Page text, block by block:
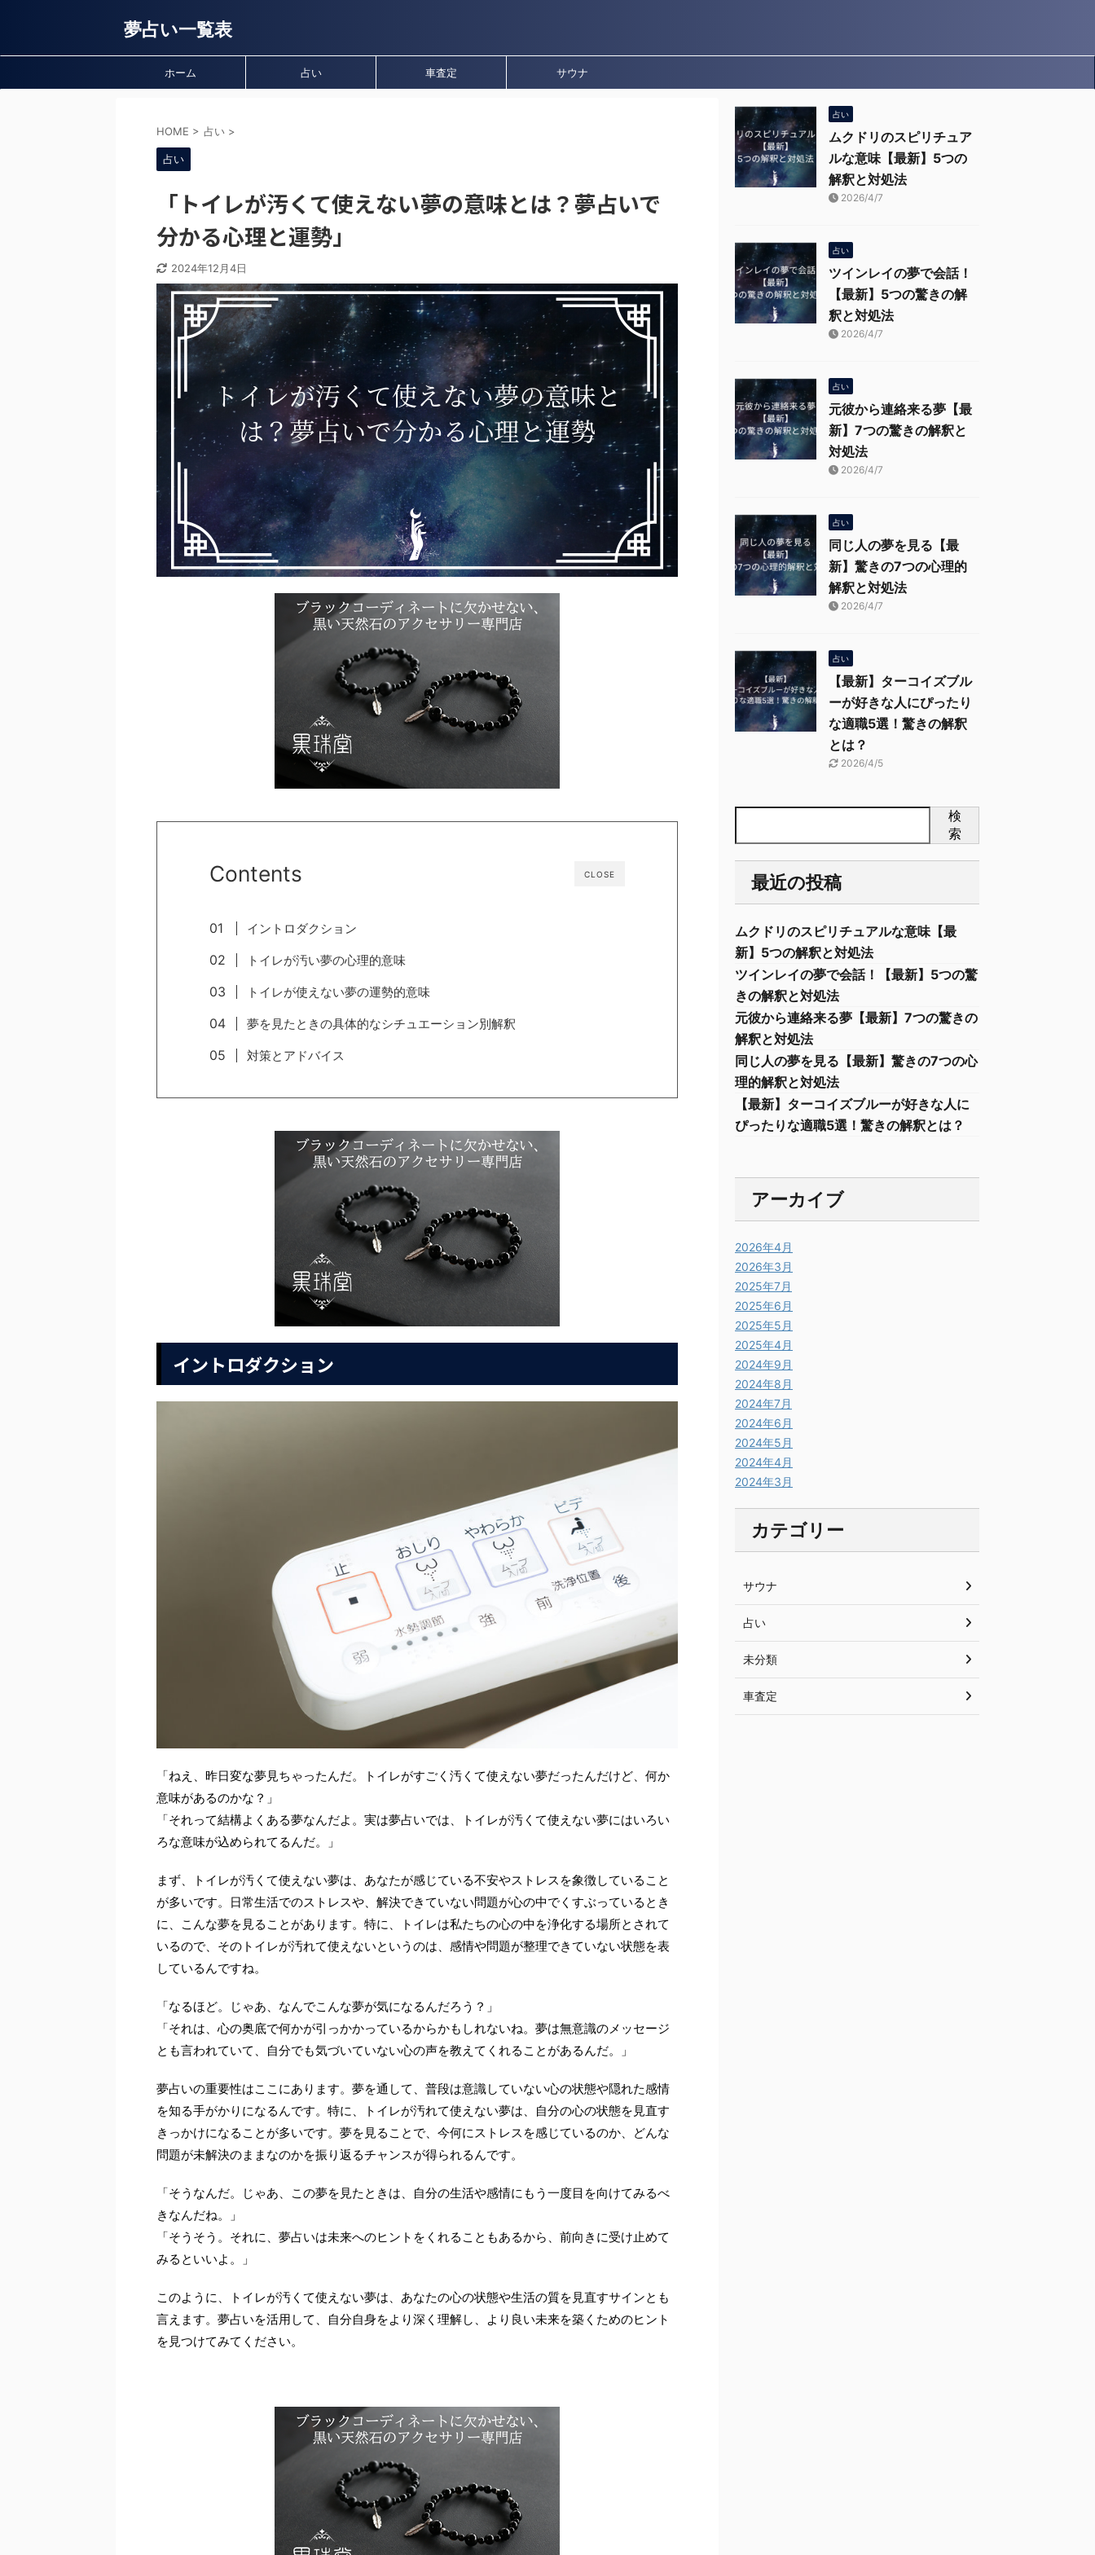
夢占い一覧表
ホーム 占い 車査定 サウナ
HOME > 占い >
占い
「トイレが汚くて使えない夢の意味とは？夢占いで
分かる心理と運勢」
2024年12月4日
CLOSE
Contents
イントロダクション
トイレが汚い夢の心理的意味
トイレが使えない夢の運勢的意味
夢を見たときの具体的なシチュエーション別解釈
対策とアドバイス
イントロダクション
「ねえ、昨日変な夢見ちゃったんだ。トイレがすごく汚くて使えない夢だったんだけど、何か
意味があるのかな？」
「それって結構よくある夢なんだよ。実は夢占いでは、トイレが汚くて使えない夢にはいろい
ろな意味が込められてるんだ。」
まず、トイレが汚くて使えない夢は、あなたが感じている不安やストレスを象徴していること
が多いです。日常生活でのストレスや、解決できていない問題が心の中でくすぶっているとき
に、こんな夢を見ることがあります。特に、トイレは私たちの心の中を浄化する場所とされて
いるので、そのトイレが汚れて使えないというのは、感情や問題が整理できていない状態を表
しているんですね。
「なるほど。じゃあ、なんでこんな夢が気になるんだろう？」
「それは、心の奥底で何かが引っかかっているからかもしれないね。夢は無意識のメッセージ
とも言われていて、自分でも気づいていない心の声を教えてくれることがあるんだ。」
夢占いの重要性はここにあります。夢を通して、普段は意識していない心の状態や隠れた感情
を知る手がかりになるんです。特に、トイレが汚れて使えない夢は、自分の心の状態を見直す
きっかけになることが多いです。夢を見ることで、今何にストレスを感じているのか、どんな
問題が未解決のままなのかを振り返るチャンスが得られるんです。
「そうなんだ。じゃあ、この夢を見たときは、自分の生活や感情にもう一度目を向けてみるべ
きなんだね。」
「そうそう。それに、夢占いは未来へのヒントをくれることもあるから、前向きに受け止めて
みるといいよ。」
このように、トイレが汚くて使えない夢は、あなたの心の状態や生活の質を見直すサインとも
言えます。夢占いを活用して、自分自身をより深く理解し、より良い未来を築くためのヒント
を見つけてみてください。
占い
ムクドリのスピリチュア
ルな意味【最新】5つの
解釈と対処法
2026/4/7
占い
ツインレイの夢で会話！
【最新】5つの驚きの解
釈と対処法
2026/4/7
占い
元彼から連絡来る夢【最
新】7つの驚きの解釈と
対処法
2026/4/7
占い
同じ人の夢を見る【最
新】驚きの7つの心理的
解釈と対処法
2026/4/7
占い
【最新】ターコイズブル
ーが好きな人にぴったり
な適職5選！驚きの解釈
とは？
2026/4/5
検
索
最近の投稿
ムクドリのスピリチュアルな意味【最
新】5つの解釈と対処法
ツインレイの夢で会話！【最新】5つの驚
きの解釈と対処法
元彼から連絡来る夢【最新】7つの驚きの
解釈と対処法
同じ人の夢を見る【最新】驚きの7つの心
理的解釈と対処法
【最新】ターコイズブルーが好きな人に
ぴったりな適職5選！驚きの解釈とは？
アーカイブ
2026年4月
2026年3月
2025年7月
2025年6月
2025年5月
2025年4月
2024年9月
2024年8月
2024年7月
2024年6月
2024年5月
2024年4月
2024年3月
カテゴリー
サウナ
占い
未分類
車査定